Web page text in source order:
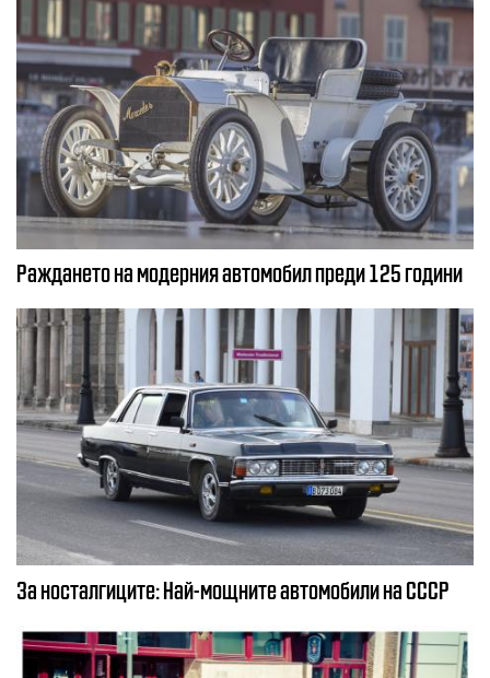
Раждането на модерния автомобил преди 125 години
За носталгиците: Най-мощните автомобили на СССР